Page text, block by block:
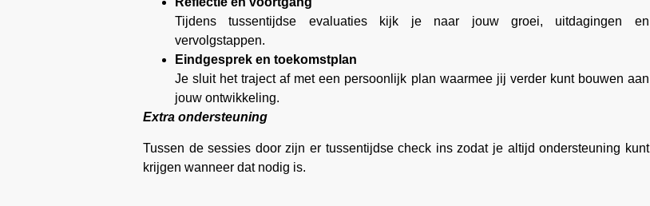
Tijdens tussentijdse evaluaties kijk je naar jouw groei, uitdagingen en
vervolgstappen.
Eindgesprek en toekomstplan
Je sluit het traject af met een persoonlijk plan waarmee jij verder kunt bouwen aan
jouw ontwikkeling.
Extra ondersteuning
Tussen de sessies door zijn er tussentijdse check ins zodat je altijd ondersteuning kunt
krijgen wanneer dat nodig is.